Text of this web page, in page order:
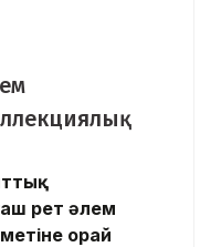
рет әлем
орай